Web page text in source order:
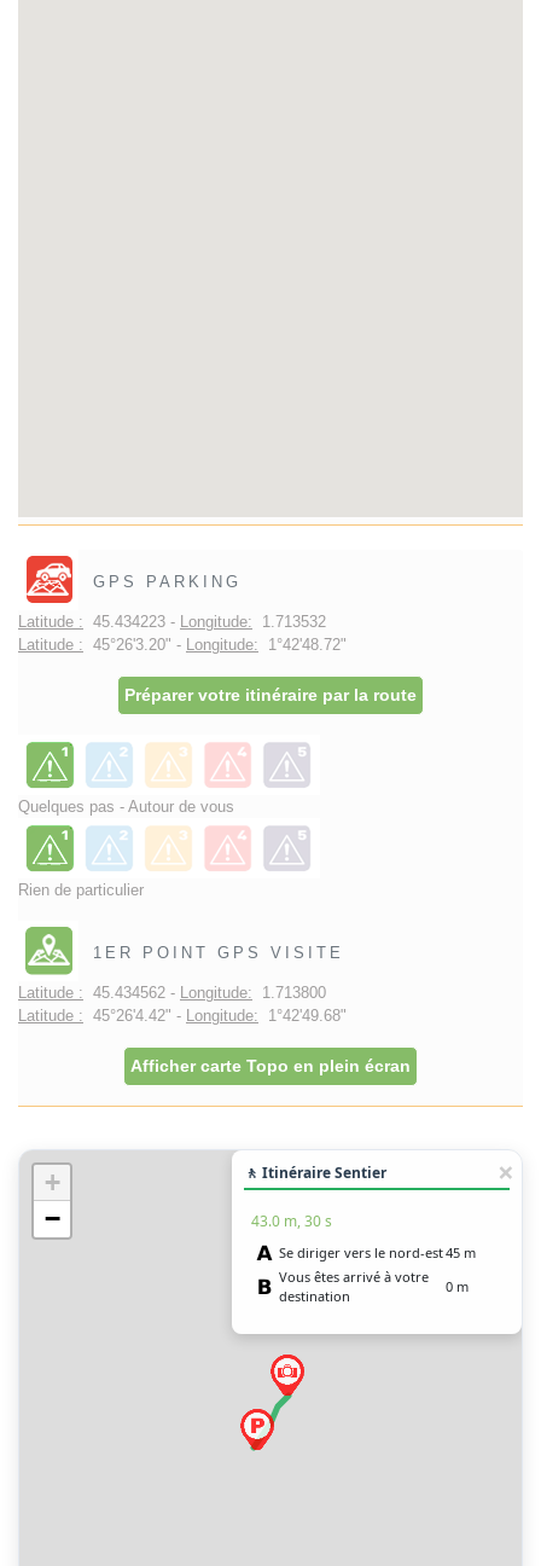
GPS PARKING
Latitude : 45.434223 - Longitude: 1.713532
Latitude : 45°26'3.20" - Longitude: 1°42'48.72"
Préparer votre itinéraire par la route
Quelques pas - Autour de vous
Rien de particulier
1ER POINT GPS VISITE
Latitude : 45.434562 - Longitude: 1.713800
Latitude : 45°26'4.42" - Longitude: 1°42'49.68"
Afficher carte Topo en plein écran
+
−
🚶 Itinéraire Sentier
43.0 m, 30 s
Se diriger vers le nord-est45 m
Vous êtes arrivé à votre
destination
0 m